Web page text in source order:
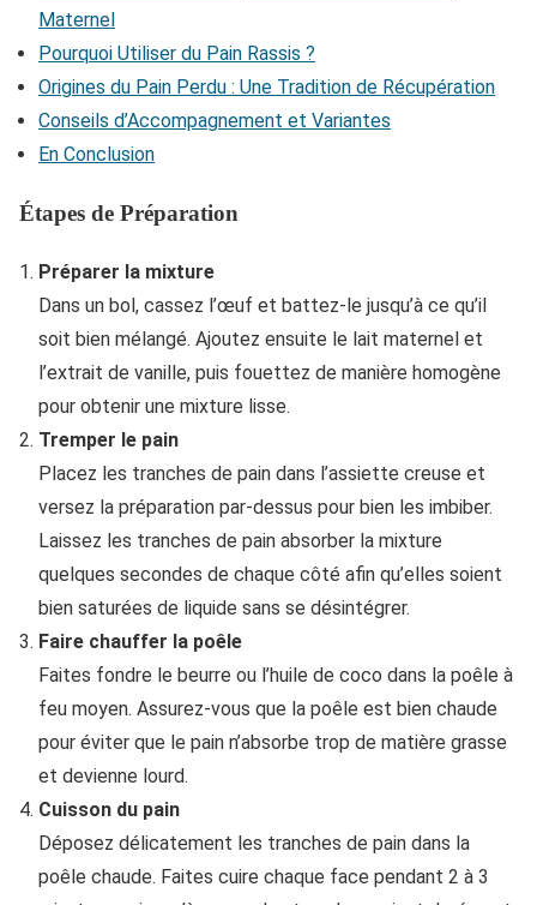
Maternel
Pourquoi Utiliser du Pain Rassis ?
Origines du Pain Perdu : Une Tradition de Récupération
Conseils d’Accompagnement et Variantes
En Conclusion
Étapes de Préparation
Préparer la mixture
Dans un bol, cassez l’œuf et battez-le jusqu’à ce qu’il
soit bien mélangé. Ajoutez ensuite le lait maternel et
l’extrait de vanille, puis fouettez de manière homogène
pour obtenir une mixture lisse.
Tremper le pain
Placez les tranches de pain dans l’assiette creuse et
versez la préparation par-dessus pour bien les imbiber.
Laissez les tranches de pain absorber la mixture
quelques secondes de chaque côté afin qu’elles soient
bien saturées de liquide sans se désintégrer.
Faire chauffer la poêle
Faites fondre le beurre ou l’huile de coco dans la poêle à
feu moyen. Assurez-vous que la poêle est bien chaude
pour éviter que le pain n’absorbe trop de matière grasse
et devienne lourd.
Cuisson du pain
Déposez délicatement les tranches de pain dans la
poêle chaude. Faites cuire chaque face pendant 2 à 3